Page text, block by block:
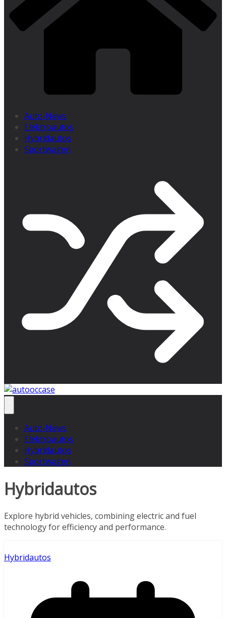
Auto-News
Elektroautos
Hybridautos
Sportwagen
Auto-News
Elektroautos
Hybridautos
Sportwagen
Hybridautos
Explore hybrid vehicles, combining electric and fuel
technology for efficiency and performance.
Hybridautos